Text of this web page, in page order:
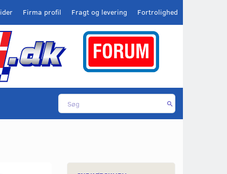
Fortrolighed
Fragt og levering
Firma profil